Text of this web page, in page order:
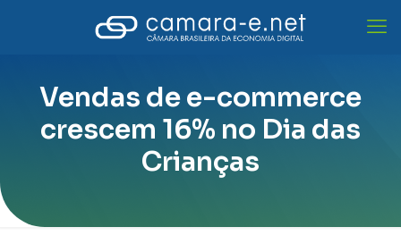
Vendas de e-commerce
crescem 16% no Dia das
Crianças